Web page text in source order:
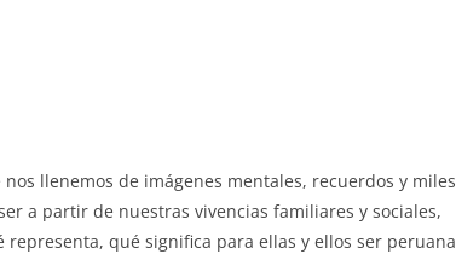
llenemos de imágenes mentales, recuerdos y miles
a partir de nuestras vivencias familiares y sociales,
representa, qué significa para ellas y ellos ser peruana